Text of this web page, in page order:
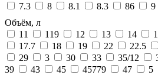
7.3
8 8.1 8.3 86 9
Объём, л
11
119 12 13 14
17.7
18 19 22 22.5
29
3 30 33 35/12
39
43 45 45779 47 5